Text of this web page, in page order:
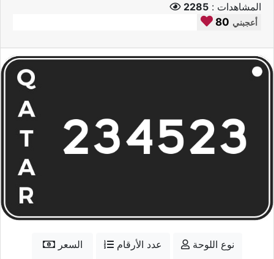
المشاهدات : 2285
80 أعجبني
السعر
عدد الأرقام
نوع اللوحة